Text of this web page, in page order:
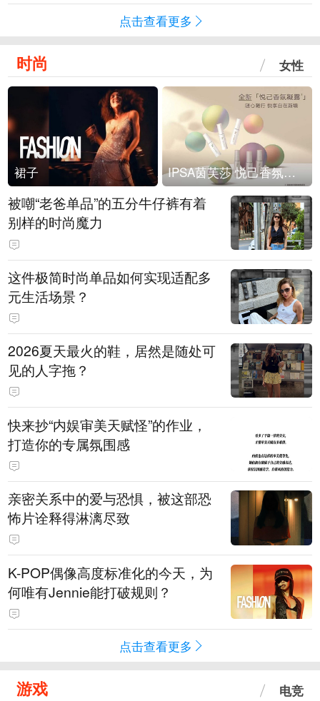
点击查看更多
时尚 女性
裙子 IPSA茵芙莎 悦己香氛凝露上市
被嘲“老爸单品”的五分牛仔裤有着
别样的时尚魔力
这件极简时尚单品如何实现适配多
元生活场景？
2026夏天最火的鞋，居然是随处可
见的人字拖？
快来抄“内娱审美天赋怪”的作业，
打造你的专属氛围感
亲密关系中的爱与恐惧，被这部恐
怖片诠释得淋漓尽致
K-POP偶像高度标准化的今天，为
何唯有Jennie能打破规则？
点击查看更多
游戏 电竞